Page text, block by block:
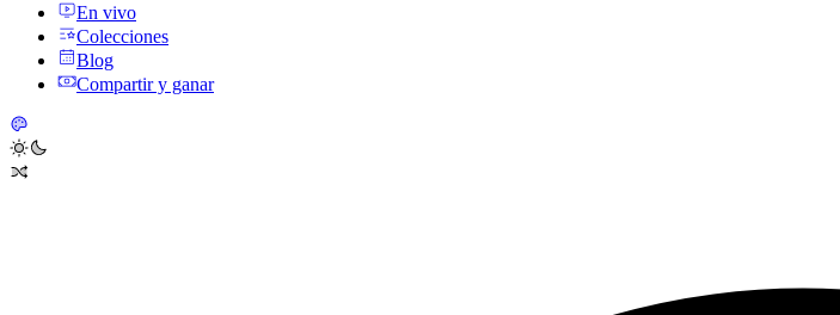
En vivo
Colecciones
Blog
Compartir y ganar